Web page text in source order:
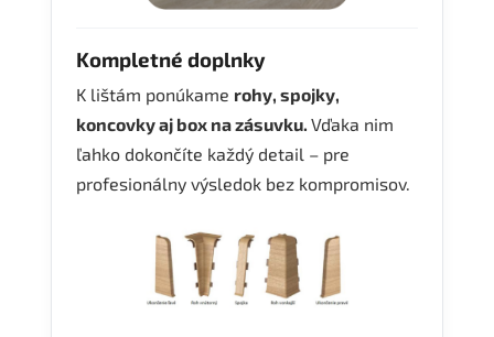
Kompletné doplnky
K lištám ponúkame rohy, spojky,
koncovky aj box na zásuvku. Vďaka nim
ľahko dokončíte každý detail – pre
profesionálny výsledok bez kompromisov.